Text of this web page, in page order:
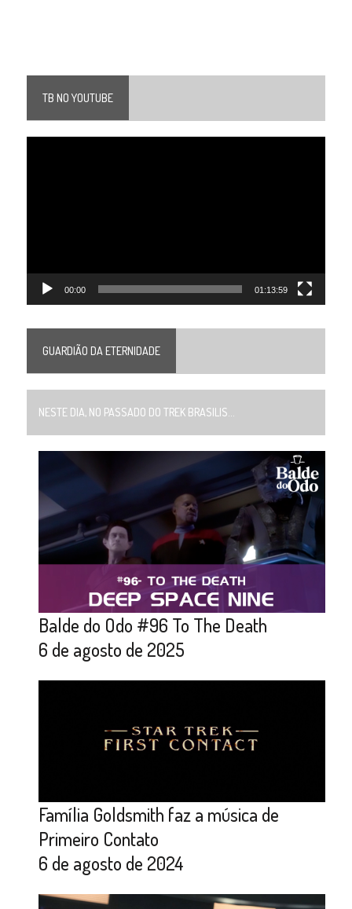
TB NO YOUTUBE
00:00 01:13:59
GUARDIÃO DA ETERNIDADE
NESTE DIA, NO PASSADO DO TREK BRASILIS...
Balde do Odo #96 To The Death
6 de agosto de 2025
Família Goldsmith faz a música de
Primeiro Contato
6 de agosto de 2024